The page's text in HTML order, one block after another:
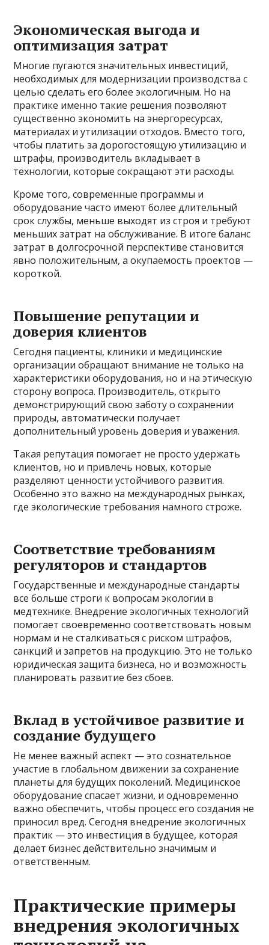
Экономическая выгода и
оптимизация затрат
Многие пугаются значительных инвестиций,
необходимых для модернизации производства с
целью сделать его более экологичным. Но на
практике именно такие решения позволяют
существенно экономить на энергоресурсах,
материалах и утилизации отходов. Вместо того,
чтобы платить за дорогостоящую утилизацию и
штрафы, производитель вкладывает в
технологии, которые сокращают эти расходы.
Кроме того, современные программы и
оборудование часто имеют более длительный
срок службы, меньше выходят из строя и требуют
меньших затрат на обслуживание. В итоге баланс
затрат в долгосрочной перспективе становится
явно положительным, а окупаемость проектов —
короткой.
Повышение репутации и
доверия клиентов
Сегодня пациенты, клиники и медицинские
организации обращают внимание не только на
характеристики оборудования, но и на этическую
сторону вопроса. Производитель, открыто
демонстрирующий свою заботу о сохранении
природы, автоматически получает
дополнительный уровень доверия и уважения.
Такая репутация помогает не просто удержать
клиентов, но и привлечь новых, которые
разделяют ценности устойчивого развития.
Особенно это важно на международных рынках,
где экологические требования намного строже.
Соответствие требованиям
регуляторов и стандартов
Государственные и международные стандарты
все больше строги к вопросам экологии в
медтехнике. Внедрение экологичных технологий
помогает своевременно соответствовать новым
нормам и не сталкиваться с риском штрафов,
санкций и запретов на продукцию. Это не только
юридическая защита бизнеса, но и возможность
планировать развитие без сбоев.
Вклад в устойчивое развитие и
создание будущего
Не менее важный аспект — это сознательное
участие в глобальном движении за сохранение
планеты для будущих поколений. Медицинское
оборудование спасает жизни, и одновременно
важно обеспечить, чтобы процесс его создания не
приносил вред. Сегодня внедрение экологичных
практик — это инвестиция в будущее, которая
делает бизнес действительно значимым и
ответственным.
Практические примеры
внедрения экологичных